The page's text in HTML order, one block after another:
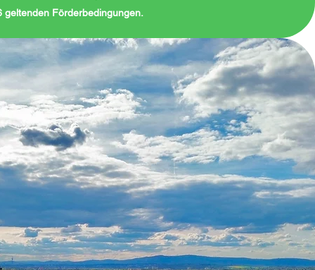
geltenden Förderbedingungen.